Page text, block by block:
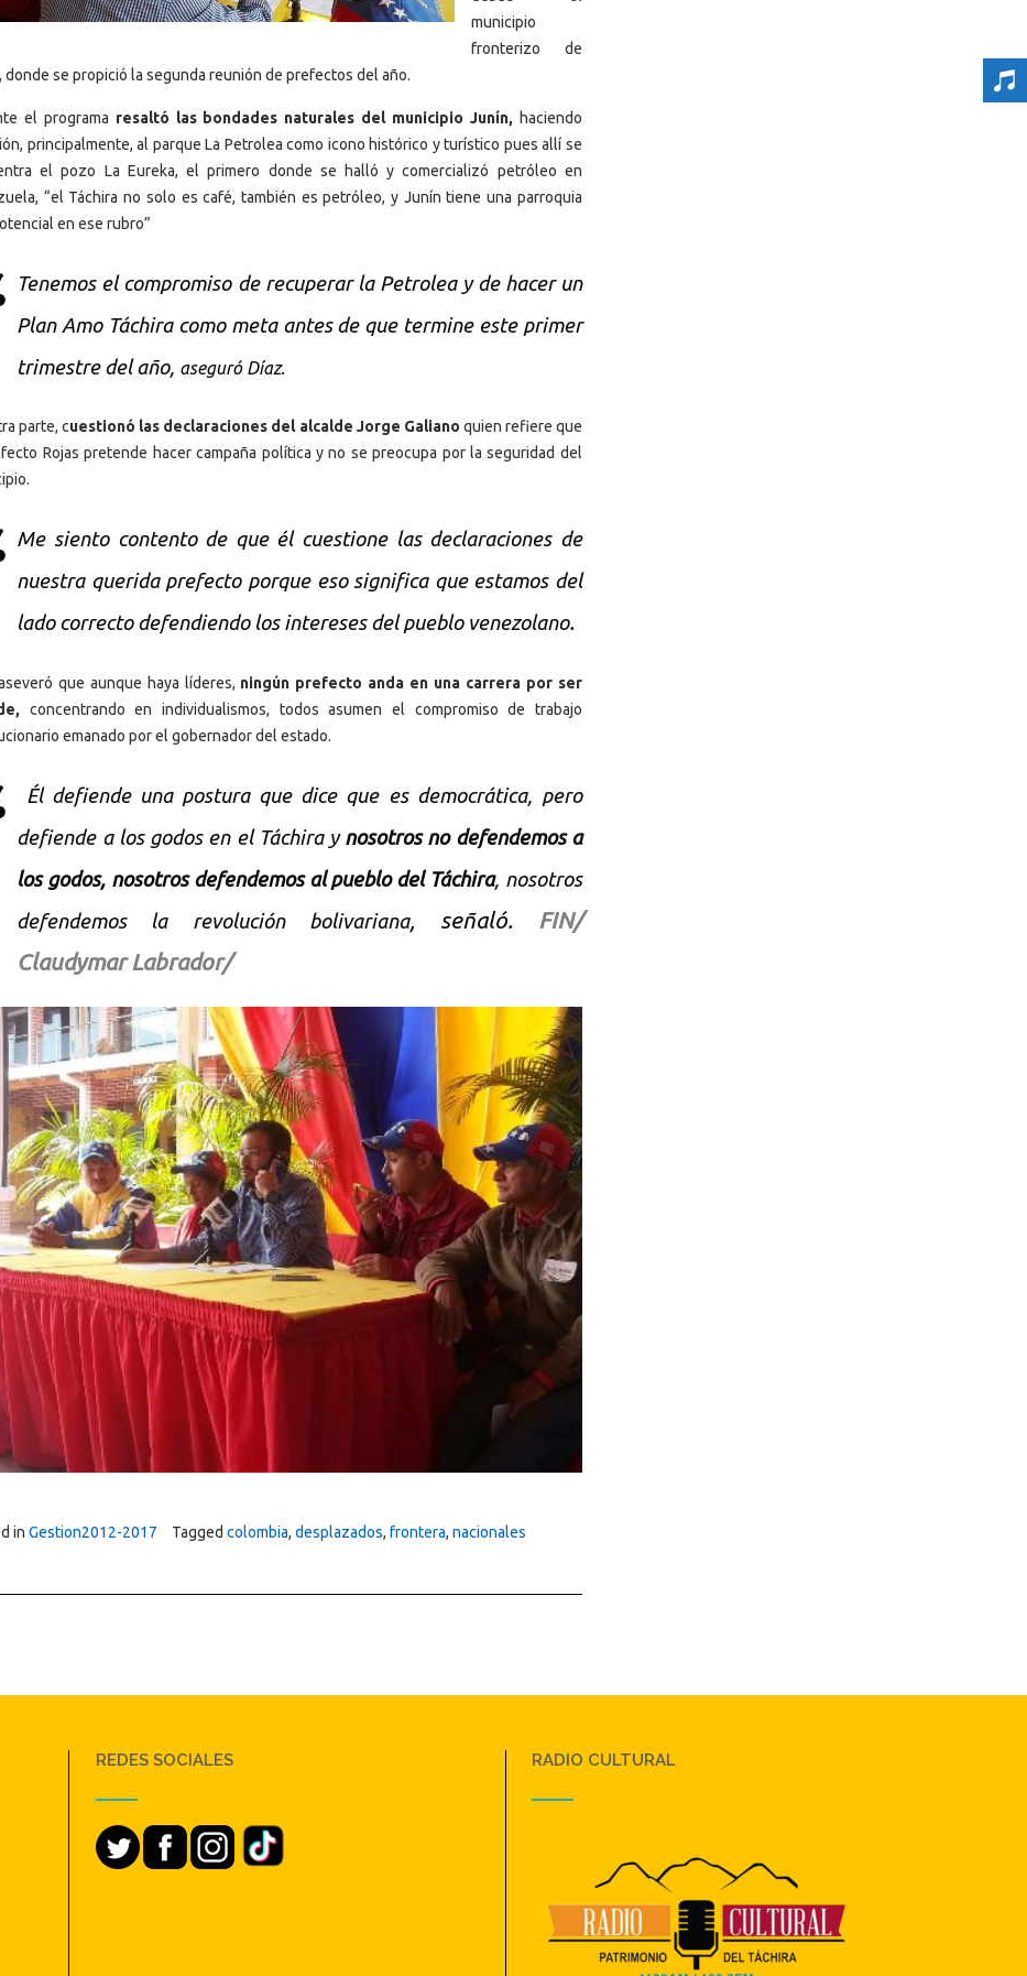
municipio
fronterizo de
donde se propició la segunda reunión de prefectos del año.
el programa resaltó las bondades naturales del municipio Junín, haciendo
principalmente, al parque La Petrolea como icono histórico y turístico pues allí se
el pozo La Eureka, el primero donde se halló y comercializó petróleo en
“el Táchira no solo es café, también es petróleo, y Junín tiene una parroquia
en ese rubro”
Tenemos el compromiso de recuperar la Petrolea y de hacer un
Plan Amo Táchira como meta antes de que termine este primer
trimestre del año, aseguró Díaz.
parte, cuestionó las declaraciones del alcalde Jorge Galiano quien refiere que
Rojas pretende hacer campaña política y no se preocupa por la seguridad del
Me siento contento de que él cuestione las declaraciones de
nuestra querida prefecto porque eso significa que estamos del
lado correcto defendiendo los intereses del pueblo venezolano.
que aunque haya líderes, ningún prefecto anda en una carrera por ser
concentrando en individualismos, todos asumen el compromiso de trabajo
emanado por el gobernador del estado.
Él defiende una postura que dice que es democrática, pero
defiende a los godos en el Táchira ynosotros no defendemos a
los godos, nosotros defendemos al pueblo del Táchira, nosotros
defendemos la revolución bolivariana, señaló. FIN/
Claudymar Labrador/
in Gestion2012-2017 Tagged colombia, desplazados, frontera, nacionales
REDES SOCIALES RADIO CULTURAL